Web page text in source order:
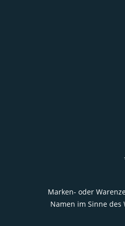
Marken- oder
Namen im Sinne